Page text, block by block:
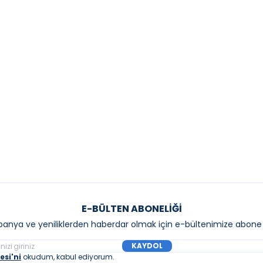
E-BÜLTEN ABONELIĞI
ve yeniliklerden haberdar olmak için e-bültenimize
KAYDOL
okudum, kabul ediyorum.